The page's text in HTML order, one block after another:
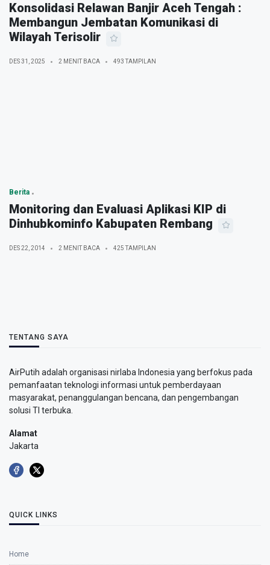
Konsolidasi Relawan Banjir Aceh Tengah :
Membangun Jembatan Komunikasi di
Wilayah Terisolir
DES 31, 2025 2 MENIT BACA 493 TAMPILAN
Berita
Monitoring dan Evaluasi Aplikasi KIP di
Dinhubkominfo Kabupaten Rembang
DES 22, 2014 2 MENIT BACA 425 TAMPILAN
TENTANG SAYA
AirPutih adalah organisasi nirlaba Indonesia yang berfokus pada
pemanfaatan teknologi informasi untuk pemberdayaan
masyarakat, penanggulangan bencana, dan pengembangan
solusi TI terbuka.
Alamat
Jakarta
QUICK LINKS
Home